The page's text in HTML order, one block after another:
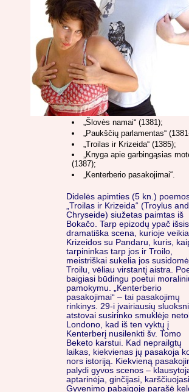
„Šlovės namai“ (1381);
„Paukščių parlamentas“
„Troilas ir Krizeida“ (1385);
„Knyga apie garbingąsias
(1387);
„Kenterberio pasakojimai“.
Didelės apimties (5 kn.)
„Troilas ir Krizeida“ (Troylus and
Chryseide) siužetas paimtas iš
Bokačo. Tarp epizodų ypač
dramatiška scena, kurioje veikia
Krizeidos su Pandaru, kuris,
tarpininkas tarp jos ir Troilo,
meistriškai sukelia jos
Troilu, vėliau virstantį aistra.
baigiasi būdingu poetui
pamokymu. „Kenterberio
pasakojimai“ – tai pasakojimų
rinkinys. 29-i įvairiausių
atstovai susirinko smuklėje
Londono, kad iš ten vyktų į
Kenterberį nusilenkti šv. Tomo
Beketo karstui. Kad neprailgtų
laikas, kiekvienas jų pasakoja
nors istoriją. Kiekvieną
palydi gyvos scenos –
aptarinėja, ginčijasi,
Gyvenimo pabaigoje parašė